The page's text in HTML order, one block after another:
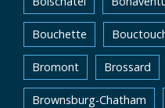
Bouchette
Bromont Brossard
Brownsburg-Chatham